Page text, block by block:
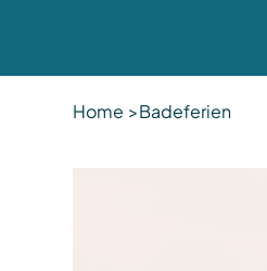
Home >Badeferien